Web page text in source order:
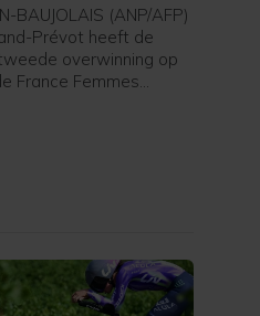
BAUJOLAIS (ANP/AFP)
Prévot heeft de
overwinning op
France Femmes
en Vollering